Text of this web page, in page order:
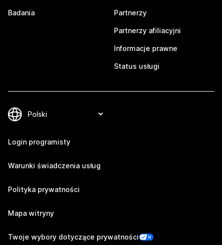
Badania Partnerzy
Partnerzy afiliacyjni
Informacje prawne
Status usługi
Login programisty
Warunki świadczenia usług
Polityka prywatności
Mapa witryny
Twoje wybory dotyczące prywatności